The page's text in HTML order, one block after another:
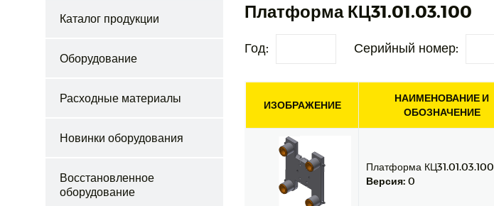
Каталог продукции
Оборудование
Расходные материалы
Новинки оборудования
Восстановленное
оборудование
Платформа КЦ31.01.03.100
Год: Серийный номер:
ИЗОБРАЖЕНИЕ
НАИМЕНОВАНИЕ И
ОБОЗНАЧЕНИЕ
Платформа КЦ31.01.03.100
Версия: 0